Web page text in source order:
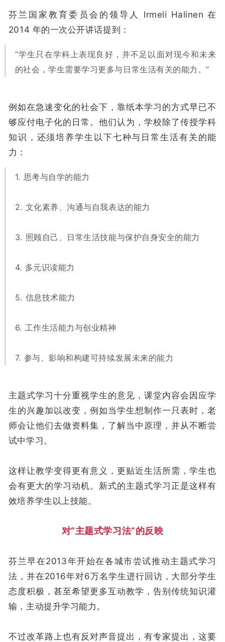
芬兰国家教育委员会的领导人 Irmeli Halinen 在
2014 年的一次公开讲话提到：
“学生只在学科上表现良好，并不足以面对现今和未来
的社会，学生需要学习更多与日常生活有关的能力。”
例如在急速变化的社会下，靠纸本学习的方式早已不
够应付电子化的日常。他们认为，学校除了传授学科
知识，还须培养学生以下七种与日常生活有关的能
力：
1. 思考与自学的能力
2. 文化素养、沟通与自我表达的能力
3. 照顾自己、日常生活技能与保护自身安全的能力
4. 多元识读能力
5. 信息技术能力
6. 工作生活能力与创业精神
7. 参与、影响和构建可持续发展未来的能力
主题式学习十分重视学生的意见，课堂内容会因应学
生的兴趣加以改变，例如当学生想制作一只表时，老
师会让他们去做资料集，了解当中原理，并从不断尝
试中学习。
这样让教学变得更有意义，更贴近生活所需，学生也
会有更大的学习动机。新式的主题式学习正是这样有
效培养学生以上技能。
对“主题式学习法”的反映
芬兰早在2013年开始在各城市尝试推动主题式学习
法，并在2016年对6万名学生进行回访，大部分学生
态度积极，甚至希望更多互动教学，告别传统知识灌
输，主动提升学习能力。
不过改革路上也有反对声音提出，有专家提出，这要